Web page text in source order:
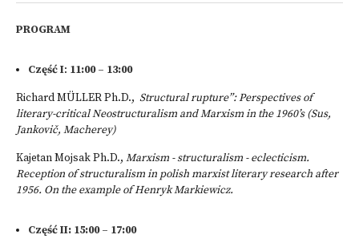
PROGRAM
Część I: 11:00 – 13:00
Richard MÜLLER Ph.D., Structural rupture”: Perspectives of
literary-critical Neostructuralism and Marxism in the 1960’s (Sus,
Jankovič, Macherey)
Kajetan Mojsak Ph.D., Marxism - structuralism - eclecticism.
Reception of structuralism in polish marxist literary research after
1956. On the example of Henryk Markiewicz.
Część II: 15:00 – 17:00